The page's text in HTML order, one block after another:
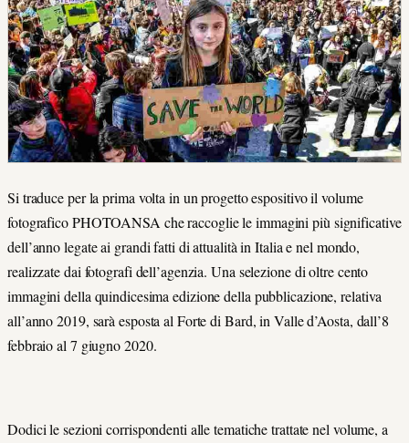
Si traduce per la prima volta in un progetto espositivo il volume
fotografico PHOTOANSA che raccoglie le immagini più significative
dell’anno legate ai grandi fatti di attualità in Italia e nel mondo,
realizzate dai fotografi dell’agenzia. Una selezione di oltre cento
immagini della quindicesima edizione della pubblicazione, relativa
all’anno 2019, sarà esposta al Forte di Bard, in Valle d’Aosta, dall’8
febbraio al 7 giugno 2020.
Dodici le sezioni corrispondenti alle tematiche trattate nel volume, a